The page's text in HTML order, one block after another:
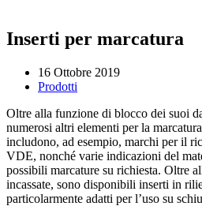
Inserti per marcatura
16 Ottobre 2019
Prodotti
Oltre alla funzione di blocco dei suoi
numerosi altri elementi per la
includono, ad esempio, marchi per il
VDE, nonché varie indicazioni del
possibili marcature su richiesta. Oltre
incassate, sono disponibili inserti in
particolarmente adatti per l’uso su